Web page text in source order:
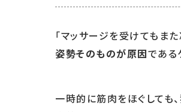
「マッサージを受けてもま
姿勢そのものが原因である
一時的に筋肉をほぐしても